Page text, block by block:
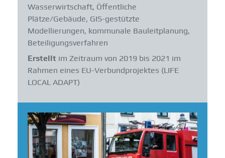
Wasserwirtschaft, Öffentliche
Plätze/Gebäude, GIS-gestützte
Modellierungen, kommunale Bauleitplanung,
Beteiligungsverfahren
Erstellt im Zeitraum von 2019 bis 2021 im
Rahmen eines EU-Verbundprojektes (LIFE
LOCAL ADAPT)